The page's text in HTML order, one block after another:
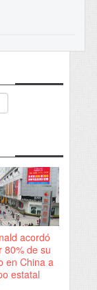
acordó
80% de su
en China a
estatal